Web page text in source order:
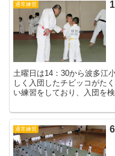
通常練習
土曜日は14：30から波多江小学
しく入団したチビッコがたくさんいます。
い練習をしており、入団を
通常練習